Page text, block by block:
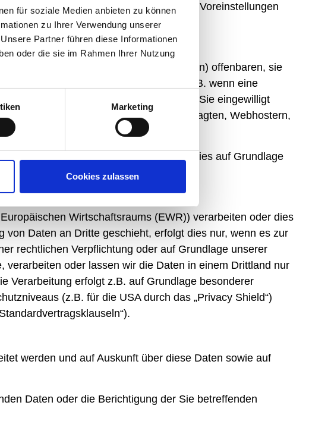
für soziale Medien anbieten zu können
zu Ihrer Verwendung unserer
Partner führen diese Informationen
oder die sie im Rahmen Ihrer Nutzung
Marketing
Cookies zulassen
und durch datenschutzfreundliche Voreinstellungen
(Auftragsverarbeitern oder Dritten) offenbaren, sie
einer gesetzlichen Erlaubnis (z.B. wenn eine
zur Vertragserfüllung erforderlich ist), Sie eingewilligt
(z.B. beim Einsatz von Beauftragten, Webhostern,
beauftragen, geschieht dies auf Grundlage
Wirtschaftsraums (EWR)) verarbeiten oder dies
Daten an Dritte geschieht, erfolgt dies nur, wenn es zur
rechtlichen Verpflichtung oder auf Grundlage unserer
oder lassen wir die Daten in einem Drittland nur
Verarbeitung erfolgt z.B. auf Grundlage besonderer
(z.B. für die USA durch das „Privacy Shield“)
werden und auf Auskunft über diese Daten sowie auf
Daten oder die Berichtigung der Sie betreffenden